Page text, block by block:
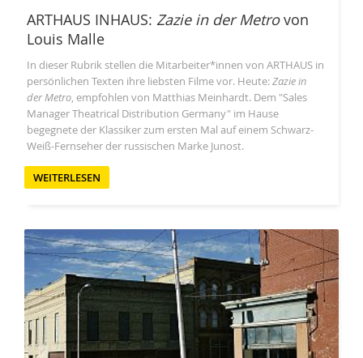
ARTHAUS INHAUS: Zazie in der Metrovon
Louis Malle
In dieser Rubrik stellen die Mitarbeiter*innen von ARTHAUS in
persönlichen Texten ihre liebsten Filme vor. Heute:Zazie in
der Metro, empfohlen von Matthias Meinhardt. Dem "Sales
Manager Theatrical Distribution Germany" im Hause
begegnete der Klassiker zum ersten Mal auf einem Schwarz-
Weiß-Fernseher der russischen Marke Junost.
WEITERLESEN